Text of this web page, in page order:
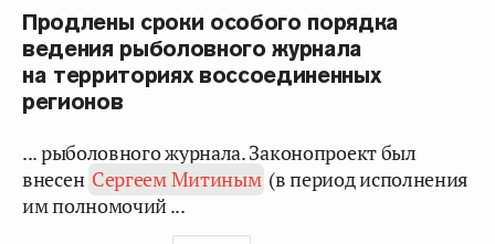
Продлены сроки особого порядка
ведения рыболовного журнала
на территориях воссоединенных
регионов
... рыболовного журнала. Законопроект был
внесен Сергеем Митиным (в период исполнения
им полномочий ...